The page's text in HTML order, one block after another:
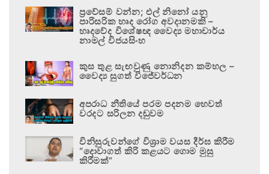
ප්‍රවේසම් වන්න; එල් නිනෝ යනු
පාරිසරික හෘද රෝග අවදානමකි –
හෘදවේද විශේෂඥ වෛද්‍ය මහාචාර්ය
නාමල් විජයසිංහ
කුස තුළ සැඟවුණු නොනිදන කම්හල –
වෛද්‍ය සුගත් විජේවර්ධන
අපරාධ නීතියේ පරම පදනම හෙවත්
වරදට සරිලන දඬුවම
විනිසුරුවන්ගේ විශ්‍රාම වයස දීර්ඝ කිරීම
“දොවාගත් කිරි කළයට ගොම මුසු
කිරීමක්”